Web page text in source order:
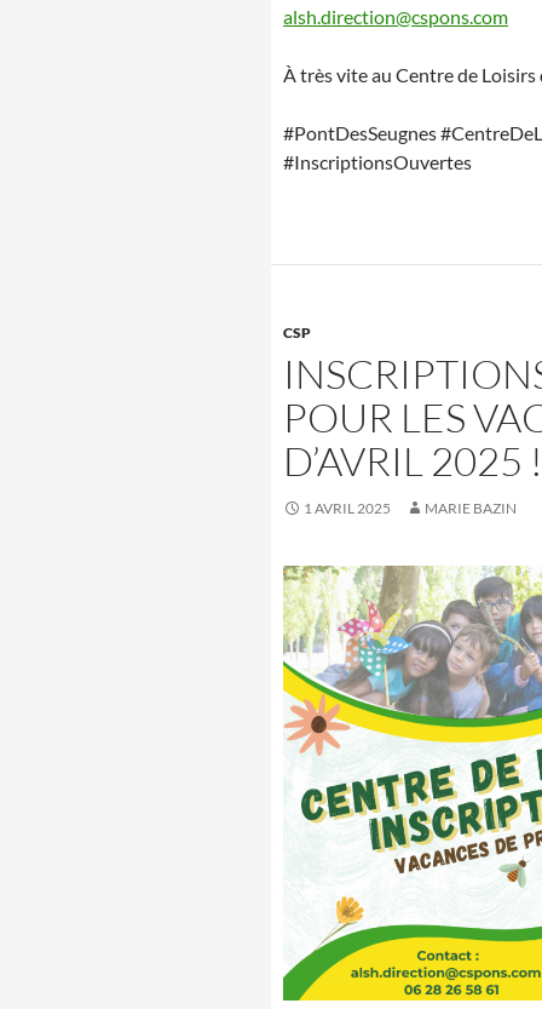
alsh.direction@cspons.com
À très vite au Centre de Loisirs
#PontDesSeugnes
#InscriptionsOuvertes
CSP
POUR LES
D’AVRIL 2025 !
1 AVRIL 2025 MARIE BAZIN